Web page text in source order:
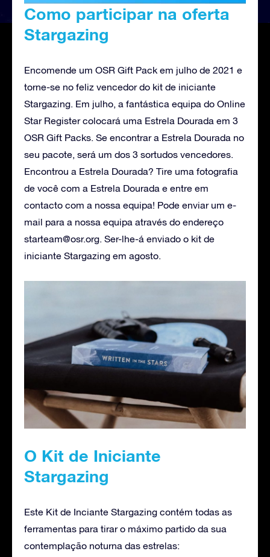
Como participar na oferta
Stargazing
Encomende um OSR Gift Pack em julho de 2021 e
torne-se no feliz vencedor do kit de iniciante
Stargazing. Em julho, a fantástica equipa do Online
Star Register colocará uma Estrela Dourada em 3
OSR Gift Packs. Se encontrar a Estrela Dourada no
seu pacote, será um dos 3 sortudos vencedores.
Encontrou a Estrela Dourada? Tire uma fotografia
de você com a Estrela Dourada e entre em
contacto com a nossa equipa! Pode enviar um e-
mail para a nossa equipa através do endereço
starteam@osr.org. Ser-lhe-á enviado o kit de
iniciante Stargazing em agosto.
O Kit de Iniciante
Stargazing
Este Kit de Inciante Stargazing contém todas as
ferramentas para tirar o máximo partido da sua
contemplação noturna das estrelas: